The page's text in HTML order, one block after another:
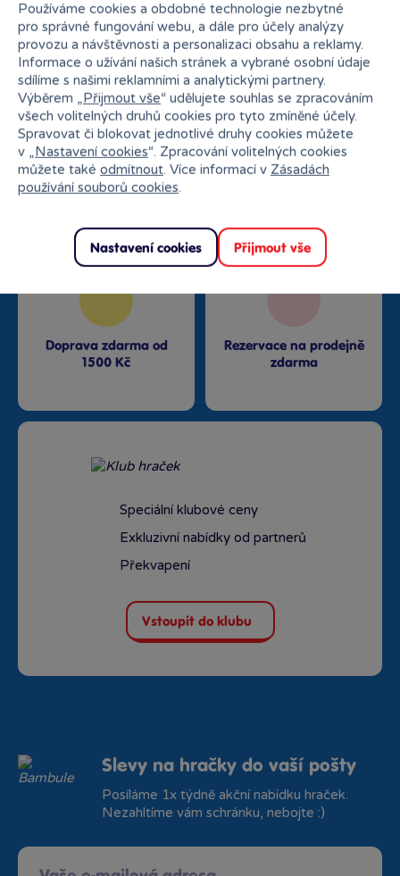
Proč nakupovat v Bambuli?
Nejširší sortiment na
trhu
27 kamenných prodejen
Doprava zdarma od
1500 Kč
Rezervace na prodejně
zdarma
Speciální klubové ceny
Exkluzivní nabídky od partnerů
Překvapení
Vstoupit do klubu
Slevy na hračky do vaší pošty
Posíláme 1x týdně akční nabídku hraček.
Nezahltíme vám schránku, nebojte :)
Používáme cookies a obdobné technologie nezbytné
pro správné fungování webu, a dále pro účely analýzy
provozu a návštěvnosti a personalizaci obsahu a reklamy.
Informace o užívání našich stránek a vybrané osobní údaje
sdílíme s našimi reklamními a analytickými partnery.
Výběrem „Přijmout vše“ udělujete souhlas se zpracováním
všech volitelných druhů cookies pro tyto zmíněné účely.
Spravovat či blokovat jednotlivé druhy cookies můžete
v „Nastavení cookies“. Zpracování volitelných cookies
můžete také odmítnout. Více informací v Zásadách
používání souborů cookies.
Nastavení cookies Přijmout vše